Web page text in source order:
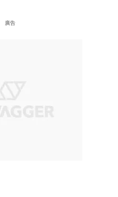
廣告